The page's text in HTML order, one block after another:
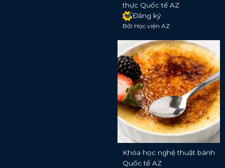
thực Quốc tế AZ
Đăng ký
Bởi Học viện AZ
Khóa học nghệ thuật bánh
Quốc tế AZ